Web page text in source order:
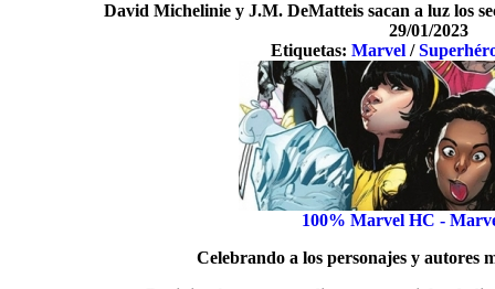
David Michelinie y J.M. DeMatteis sacan a luz los
29/01/2023
Etiquetas:Marvel /
100% Marvel HC -
Celebrando a los personajes y autores